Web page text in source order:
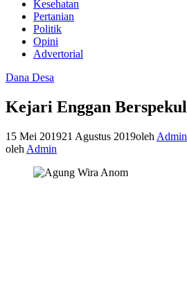
Kesehatan
Pertanian
Politik
Opini
Advertorial
Dana Desa
Kejari Enggan
15 Mei 201921 Agustus 2019oleh Admin
oleh Admin